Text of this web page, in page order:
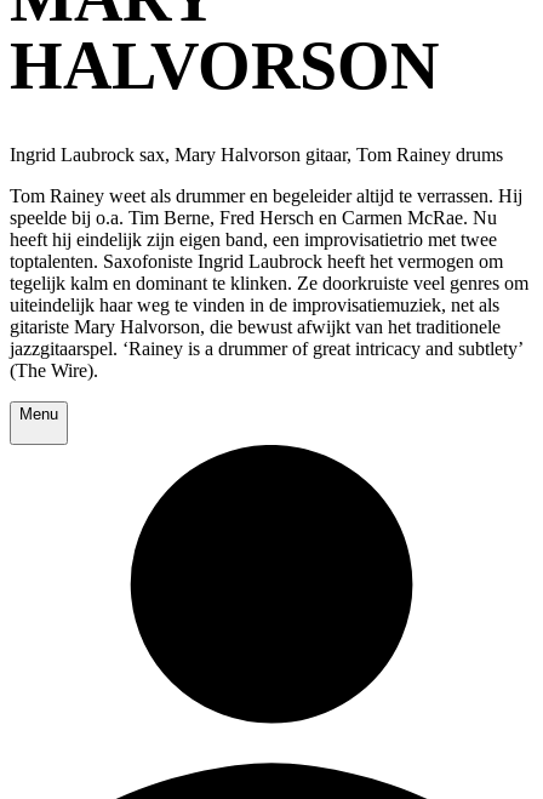
HALVORSON
Ingrid Laubrock sax, Mary Halvorson gitaar, Tom Rainey drums
Tom Rainey weet als drummer en begeleider altijd te verrassen. Hij
speelde bij o.a. Tim Berne, Fred Hersch en Carmen McRae. Nu
heeft hij eindelijk zijn eigen band, een improvisatietrio met twee
toptalenten. Saxofoniste Ingrid Laubrock heeft het vermogen om
tegelijk kalm en dominant te klinken. Ze doorkruiste veel genres om
uiteindelijk haar weg te vinden in de improvisatiemuziek, net als
gitariste Mary Halvorson, die bewust afwijkt van het traditionele
jazzgitaarspel. ‘Rainey is a drummer of great intricacy and subtlety’
(The Wire).
Menu